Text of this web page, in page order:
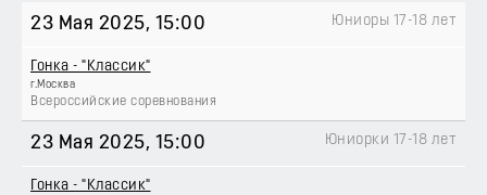
23 Мая 2025, 15:00
Гонка - "Классик"
г.Москва
Всероссийские соревнования
Юниоры 17-18 лет
23 Мая 2025, 15:00
Гонка - "Классик"
Юниорки 17-18 лет